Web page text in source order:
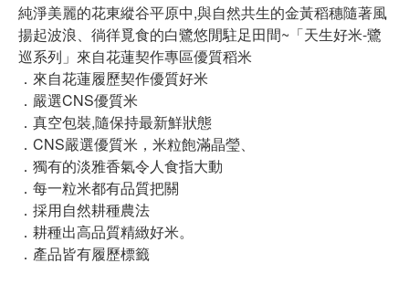
純淨美麗的花東縱谷平原中,與自然共生的金黃稻穗隨著風
揚起波浪、徜徉覓食的白鷺悠閒駐足田間~「天生好米-鷺
巡系列」來自花蓮契作專區優質稻米
．來自花蓮履歷契作優質好米
．嚴選CNS優質米
．真空包裝,隨保持最新鮮狀態
．CNS嚴選優質米，米粒飽滿晶瑩、
．獨有的淡雅香氣令人食指大動
．每一粒米都有品質把關
．採用自然耕種農法
．耕種出高品質精緻好米。
．產品皆有履歷標籤